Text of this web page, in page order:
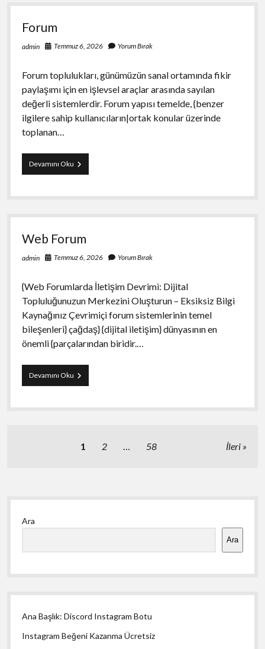
Forum
admin Temmuz 6, 2026 Yorum Bırak
Forum toplulukları, günümüzün sanal ortamında fikir
paylaşımı için en işlevsel araçlar arasında sayılan
değerli sistemlerdir. Forum yapısı temelde, {benzer
ilgilere sahip kullanıcıların|ortak konular üzerinde
toplanan…
Devamını OkuForum
Web Forum
admin Temmuz 6, 2026 Yorum Bırak
{Web Forumlarda İletişim Devrimi: Dijital
Topluluğunuzun Merkezini Oluşturun – Eksiksiz Bilgi
Kaynağınız Çevrimiçi forum sistemlerinin temel
bileşenleri} çağdaş} {dijital iletişim} dünyasının en
önemli {parçalarından biridir.…
Devamını OkuWeb
Forum
1 2 58 İleri
Yan
Menü
Ara
Ara
Ana Başlık: Discord Instagram Botu
Instagram Beğeni Kazanma Ücretsiz